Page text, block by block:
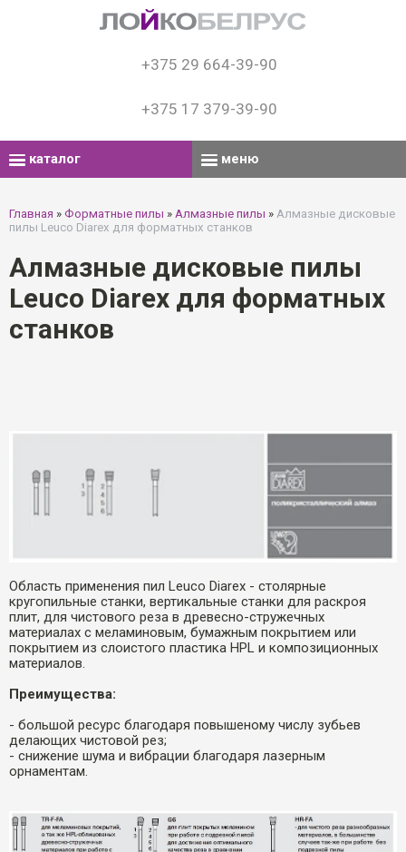
+375 29 664-39-90
+375 17 379-39-90
каталог меню
Главная » Форматные пилы » Алмазные пилы » Алмазные дисковые
пилы Leuco Diarex для форматных станков
Алмазные дисковые пилы
Leuco Diarex для форматных
станков
Область применения пил Leuco Diarex - столярные
кругопильные станки, вертикальные станки для раскроя
плит, для чистового реза в древесно-стружечных
материалах с меламиновым, бумажным покрытием или
покрытием из слоистого пластика HPL и композиционных
материалов.
Преимущества:
- большой ресурс благодаря повышеному числу зубьев
делающих чистовой рез;
- снижение шума и вибрации благодаря лазерным
орнаментам.